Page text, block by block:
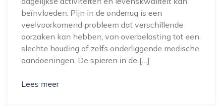
beïnvloeden. Pijn in de onderrug is een
veelvoorkomend probleem dat verschillende
oorzaken kan hebben, van overbelasting tot een
slechte houding of zelfs onderliggende medische
aandoeningen. De spieren in de […]
Lees meer